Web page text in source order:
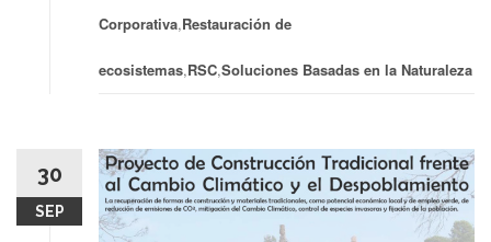
Corporativa,Restauración de
ecosistemas,RSC,Soluciones Basadas en la Naturaleza
30
SEP